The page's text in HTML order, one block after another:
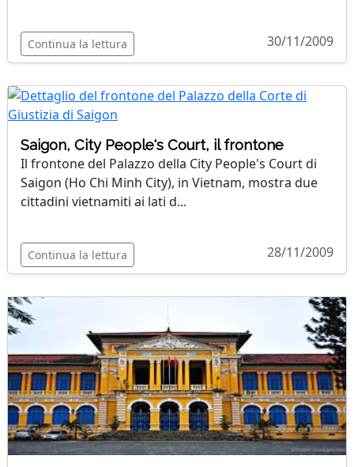
Continua la lettura 30/11/2009
Saigon, City People's Court, il frontone
Il frontone del Palazzo della City People's Court di
Saigon (Ho Chi Minh City), in Vietnam, mostra due
cittadini vietnamiti ai lati d...
Continua la lettura 28/11/2009